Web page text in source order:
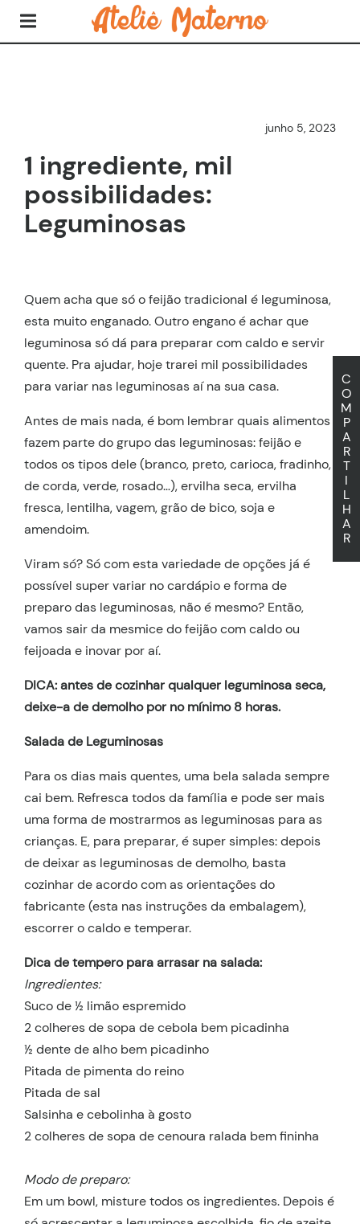
junho 5, 2023
1 ingrediente, mil
possibilidades:
Leguminosas
C
O
M
P
A
R
T
I
L
H
A
R
Quem acha que só o feijão tradicional é leguminosa,
esta muito enganado. Outro engano é achar que
leguminosa só dá para preparar com caldo e servir
quente. Pra ajudar, hoje trarei mil possibilidades
para variar nas leguminosas aí na sua casa.
Antes de mais nada, é bom lembrar quais alimentos
fazem parte do grupo das leguminosas: feijão e
todos os tipos dele (branco, preto, carioca, fradinho,
de corda, verde, rosado…), ervilha seca, ervilha
fresca, lentilha, vagem, grão de bico, soja e
amendoim.
Viram só? Só com esta variedade de opções já é
possível super variar no cardápio e forma de
preparo das leguminosas, não é mesmo? Então,
vamos sair da mesmice do feijão com caldo ou
feijoada e inovar por aí.
DICA: antes de cozinhar qualquer leguminosa seca,
deixe-a de demolho por no mínimo 8 horas.
Salada de Leguminosas
Para os dias mais quentes, uma bela salada sempre
cai bem. Refresca todos da família e pode ser mais
uma forma de mostrarmos as leguminosas para as
crianças. E, para preparar, é super simples: depois
de deixar as leguminosas de demolho, basta
cozinhar de acordo com as orientações do
fabricante (esta nas instruções da embalagem),
escorrer o caldo e temperar.
Dica de tempero para arrasar na salada:
Ingredientes:
Suco de ½ limão espremido
2 colheres de sopa de cebola bem picadinha
½ dente de alho bem picadinho
Pitada de pimenta do reino
Pitada de sal
Salsinha e cebolinha à gosto
2 colheres de sopa de cenoura ralada bem fininha
Modo de preparo:
Em um bowl, misture todos os ingredientes. Depois é